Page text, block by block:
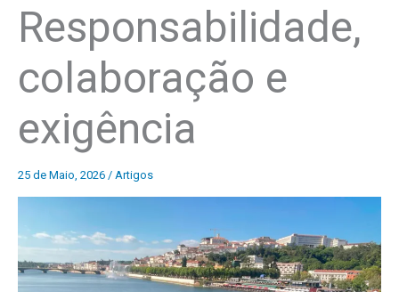
Responsabilidade,
colaboração e
exigência
25 de Maio, 2026 / Artigos